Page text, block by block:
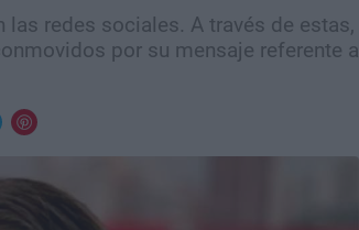
redes sociales. A través de estas,
por su mensaje referente a